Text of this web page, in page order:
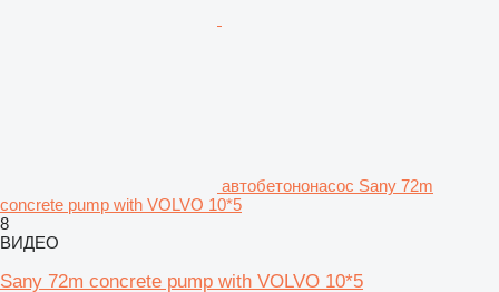
автобетононасос Sany 72m
concrete pump with VOLVO 10*5
8
ВИДЕО
Sany 72m concrete pump with VOLVO 10*5